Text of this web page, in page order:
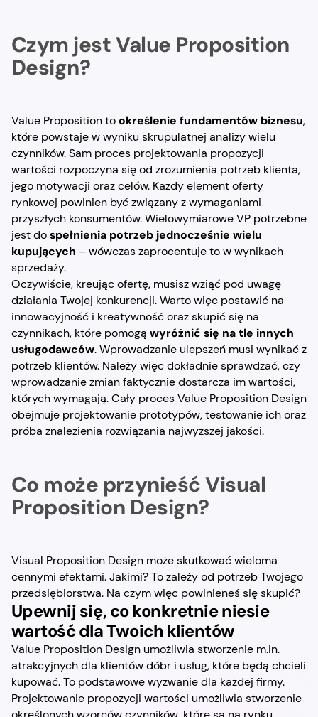
Czym jest Value Proposition
Design?
Value Proposition tookreślenie fundamentów biznesu,
które powstaje w wyniku skrupulatnej analizy wielu
czynników. Sam proces projektowania propozycji
wartości rozpoczyna się od zrozumienia potrzeb klienta,
jego motywacji oraz celów. Każdy element oferty
rynkowej powinien być związany z wymaganiami
przyszłych konsumentów. Wielowymiarowe VP potrzebne
jest dospełnienia potrzeb jednocześnie wielu
kupujących – wówczas zaprocentuje to w wynikach
sprzedaży.
Oczywiście, kreując ofertę, musisz wziąć pod uwagę
działania Twojej konkurencji. Warto więc postawić na
innowacyjność i kreatywność oraz skupić się na
czynnikach, które pomogą wyróżnić się na tle innych
usługodawców. Wprowadzanie ulepszeń musi wynikać z
potrzeb klientów. Należy więc dokładnie sprawdzać, czy
wprowadzanie zmian faktycznie dostarcza im wartości,
których wymagają. Cały proces Value Proposition Design
obejmuje projektowanie prototypów, testowanie ich oraz
próba znalezienia rozwiązania najwyższej jakości.
Co może przynieść Visual
Proposition Design?
Visual Proposition Design może skutkować wieloma
cennymi efektami. Jakimi? To zależy od potrzeb Twojego
przedsiębiorstwa. Na czym więc powinieneś się skupić?
Upewnij się, co konkretnie niesie
wartość dla Twoich klientów
Value Proposition Design umożliwia stworzenie m.in.
atrakcyjnych dla klientów dóbr i usług, które będą chcieli
kupować. To podstawowe wyzwanie dla każdej firmy.
Projektowanie propozycji wartości umożliwia stworzenie